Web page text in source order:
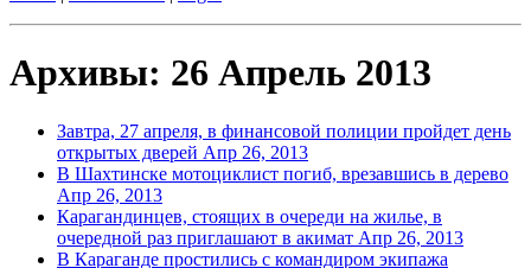
Архивы: 26 Апрель 2013
Завтра, 27 апреля, в финансовой полиции пройдет день
открытых дверей Апр 26, 2013
В Шахтинске мотоциклист погиб, врезавшись в дерево
Апр 26, 2013
Карагандинцев, стоящих в очереди на жилье, в
очередной раз приглашают в акимат Апр 26, 2013
В Караганде простились с командиром экипажа